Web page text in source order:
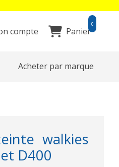
compte Panier
0
Acheter par marque
walkies
D400